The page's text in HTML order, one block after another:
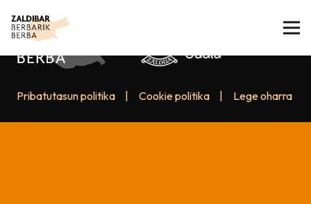
Pribatutasun politika Cookie politika Lege oharra